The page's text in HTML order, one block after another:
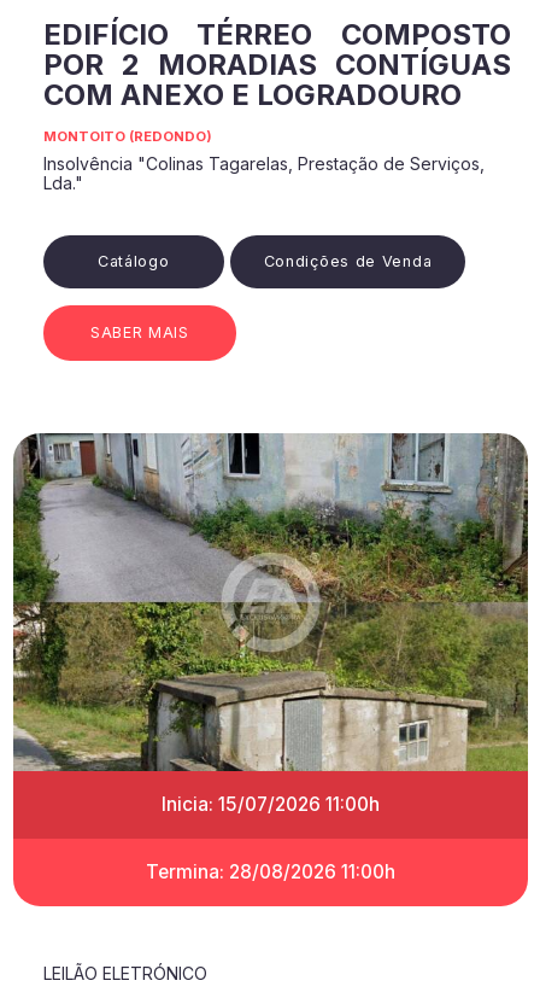
EDIFÍCIO TÉRREO COMPOSTO
POR 2 MORADIAS CONTÍGUAS
COM ANEXO E LOGRADOURO
MONTOITO (REDONDO)
Insolvência "Colinas Tagarelas, Prestação de Serviços,
Lda."
Catálogo Condições de Venda
SABER MAIS
Inicia: 15/07/2026 11:00h
Termina: 28/08/2026 11:00h
LEILÃO ELETRÓNICO